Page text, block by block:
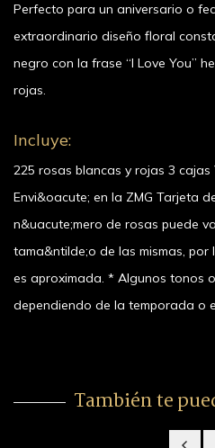
Perfecto para un aniversario o
extraordinario diseño floral
negro con la frase “I Love You”
rojas.
Incluye:
225 rosas blancas y rojas 3
Envi&oacute; en la ZMG Tarjeta
n&uacute;mero de rosas puede
tama&ntilde;o de las mismas,
es aproximada. * Algunos tonos
dependiendo de la temporada o
También te